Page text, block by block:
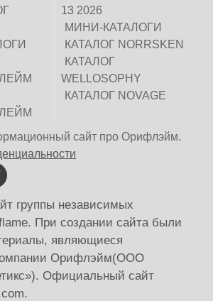
13 2026
МИНИ-КАТАЛОГИ
КАТАЛОГ NORRSKEN
КАТАЛОГ
WELLOSOPHY
КАТАЛОГ NOVAGE
сайт про Орифлэйм.
группы независимых
При создании сайта были
являющиеся
Орифлэйм(ООО
Официальный сайт